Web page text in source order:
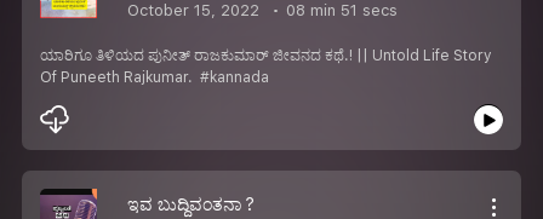
October 15, 2022 08 min 51 secs
ಯಾರಿಗೂ ತಿಳಿಯದ ಪುನೀತ್ ರಾಜಕುಮಾರ್ ಜೀವನದ ಕಥೆ.! || Untold Life Story
Of Puneeth Rajkumar. #kannada
ಇವ ಬುದ್ದಿವಂತನಾ ?